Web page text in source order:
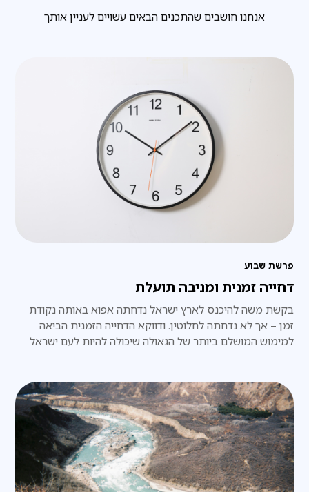
אנחנו חושבים שהתכנים הבאים עשויים לעניין אותך
פרשת שבוע
דחייה זמנית ומניבה תועלת
בקשת משה להיכנס לארץ ישראל נדחתה אפוא באותה נקודת
זמן – אך לא נדחתה לחלוטין. ודווקא הדחייה הזמנית הביאה
למימוש המושלם ביותר של הגאולה שיכולה להיות לעם ישראל